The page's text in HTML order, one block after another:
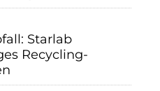
Starlab
Recycling-